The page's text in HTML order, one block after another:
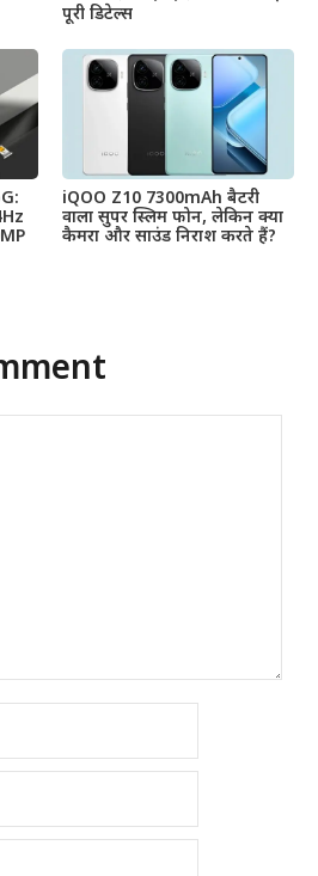
पूरी डिटेल्स
iQOO Z10 7300mAh बैटरी
वाला सुपर स्लिम फोन, लेकिन क्या
कैमरा और साउंड निराश करते हैं?